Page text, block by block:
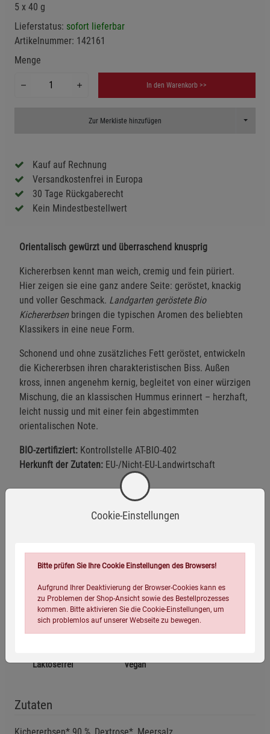
5 x 40 g
Lieferstatus: sofort lieferbar
Artikelnummer: 142161
Menge
In den Warenkorb >>
Zur Merkliste hinzufügen Toggle
Kauf auf Rechnung
Versandkostenfrei in Europa
30 Tage Rückgaberecht
Kein Mindestbestellwert
Orientalisch gewürzt und überraschend knusprig
Kichererbsen kennt man weich, cremig und fein püriert.
Hier zeigen sie eine ganz andere Seite: geröstet, knackig
und voller Geschmack. Landgarten geröstete Bio
Kichererbsen bringen die typischen Aromen des beliebten
Klassikers in eine neue Form.
Schonend und ohne zusätzliches Fett geröstet, entwickeln
die Kichererbsen ihren charakteristischen Biss. Außen
kross, innen angenehm kernig, begleitet von einer würzigen
Mischung, die an klassischen Hummus erinnert – herzhaft,
leicht nussig und mit einer fein abgestimmten
orientalischen Note.
BIO-zertifiziert: Kontrollstelle AT-BIO-402
Herkunft der Zutaten: EU-/Nicht-EU-Landwirtschaft
Bio-zertifiziert Ohne Gentechnik
Laktosefrei Vegan
Zutaten
Cookie-Einstellungen
Bitte prüfen Sie Ihre Cookie Einstellungen des Browsers!
Aufgrund Ihrer Deaktivierung der Browser-Cookies kann es
zu Problemen der Shop-Ansicht sowie des Bestellprozesses
kommen. Bitte aktivieren Sie die Cookie-Einstellungen, um
sich problemlos auf unserer Webseite zu bewegen.
Einstellungen speichern für die GruppeEinstellungen speichern für die Gruppe